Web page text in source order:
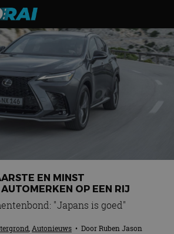
EN MINST
OP EEN RIJ
"Japans is goed"
,Autonieuws • DoorRuben Jason